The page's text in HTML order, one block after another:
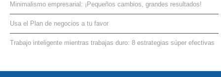
Minimalismo empresarial: ¡Pequeños cambios, grandes resultados!
Usa el Plan de negocios a tu favor
Trabajo inteligente mientras trabajas duro: 8 estrategias súper efectivas